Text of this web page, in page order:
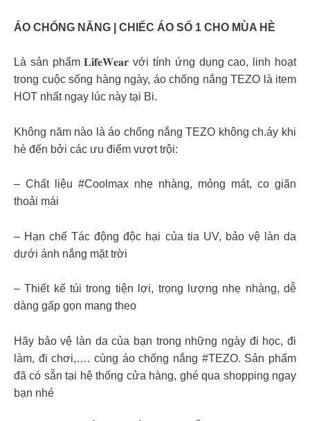
ÁO CHỐNG NẮNG | CHIẾC ÁO SỐ 1 CHO MÙA HÈ
Là sản phẩm 𝐋𝐢𝐟𝐞𝐖𝐞𝐚𝐫 với tính ứng dụng cao, linh hoạt
trong cuộc sống hàng ngày, áo chống nắng TEZO là item
HOT nhất ngay lúc này tại Bi.
Không năm nào là áo chống nắng TEZO không ch.áy khi
hè đến bởi các ưu điểm vượt trội:
– Chất liệu #Coolmax nhẹ nhàng, mỏng mát, co giãn
thoải mái
– Hạn chế Tác động độc hại của tia UV, bảo vệ làn da
dưới ánh nắng mặt trời
– Thiết kế túi trong tiện lợi, trọng lượng nhẹ nhàng, dễ
dàng gấp gọn mang theo
Hãy bảo vệ làn da của bạn trong những ngày đi học, đi
làm, đi chơi,…. cùng áo chống nắng #TEZO. Sản phẩm
đã có sẵn tại hệ thống cửa hàng, ghé qua shopping ngay
bạn nhé